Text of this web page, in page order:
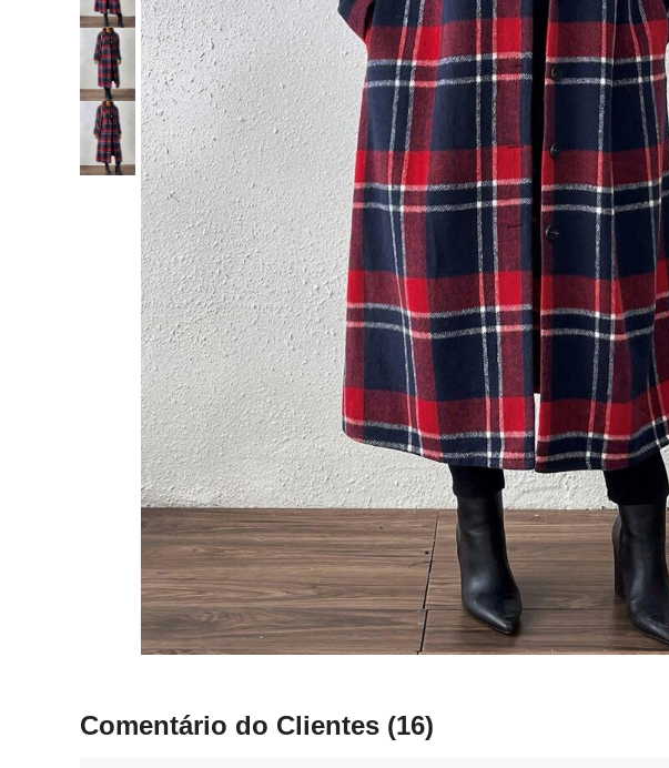
Comentário do Clientes (16)